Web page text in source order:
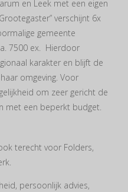
en Leek met een eigen
verschijnt 6x
gemeente
7500 ex. Hierdoor
karakter en blijft de
omgeving. Voor
om zeer gericht de
met een beperkt budget.
terecht voor Folders,
persoonlijk advies,